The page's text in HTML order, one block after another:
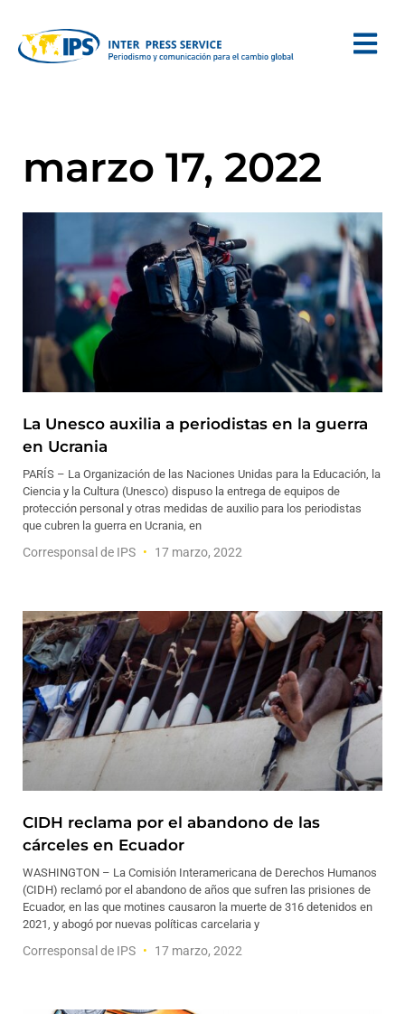
marzo 17, 2022
La Unesco auxilia a periodistas en la guerra
en Ucrania
PARÍS – La Organización de las Naciones Unidas para la Educación, la
Ciencia y la Cultura (Unesco) dispuso la entrega de equipos de
protección personal y otras medidas de auxilio para los periodistas
que cubren la guerra en Ucrania, en
Corresponsal de IPS 17 marzo, 2022
CIDH reclama por el abandono de las
cárceles en Ecuador
WASHINGTON – La Comisión Interamericana de Derechos Humanos
(CIDH) reclamó por el abandono de años que sufren las prisiones de
Ecuador, en las que motines causaron la muerte de 316 detenidos en
2021, y abogó por nuevas políticas carcelaria y
Corresponsal de IPS 17 marzo, 2022